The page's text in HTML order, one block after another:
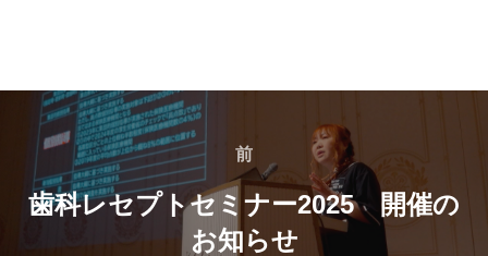
ナ
前
前
歯科レセプトセミナー2025 開催の
お知らせ